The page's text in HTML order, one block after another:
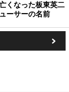
くなった板東英二
ーサーの名前